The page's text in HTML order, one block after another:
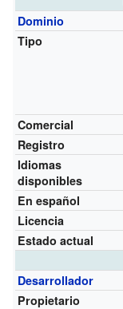
Dominio
Tipo
Comercial
Registro
Idiomas
disponibles
En español
Licencia
Estado actual
Desarrollador
Propietario